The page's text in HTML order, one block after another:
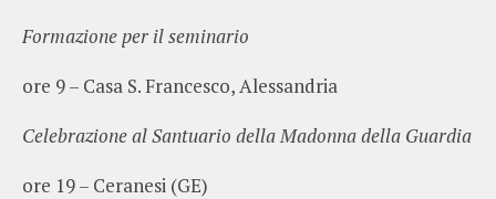
Formazione per il seminario
ore 9 – Casa S. Francesco, Alessandria
Celebrazione al Santuario della Madonna della Guardia
ore 19 – Ceranesi (GE)